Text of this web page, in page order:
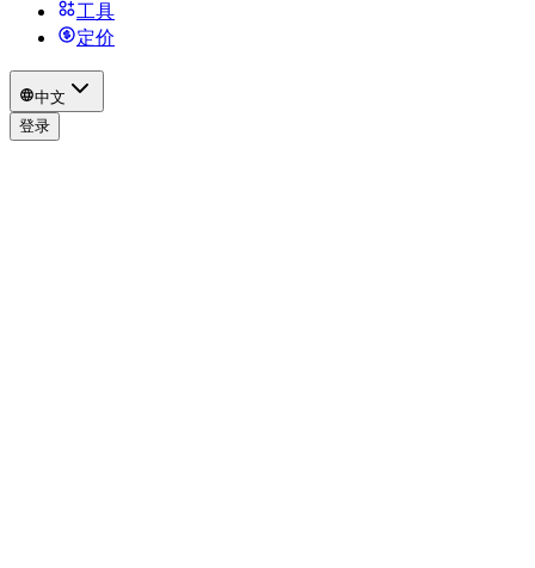
工具
定价
中文
登录